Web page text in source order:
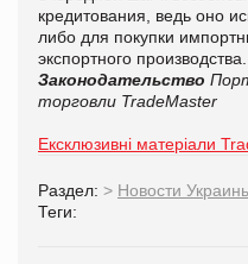
кредитования, ведь оно
либо для покупки
экспортного производства.
Законодательство
торговли TradeMaster
Ексклюзивні матеріали
Раздел: > Новости
Теги: